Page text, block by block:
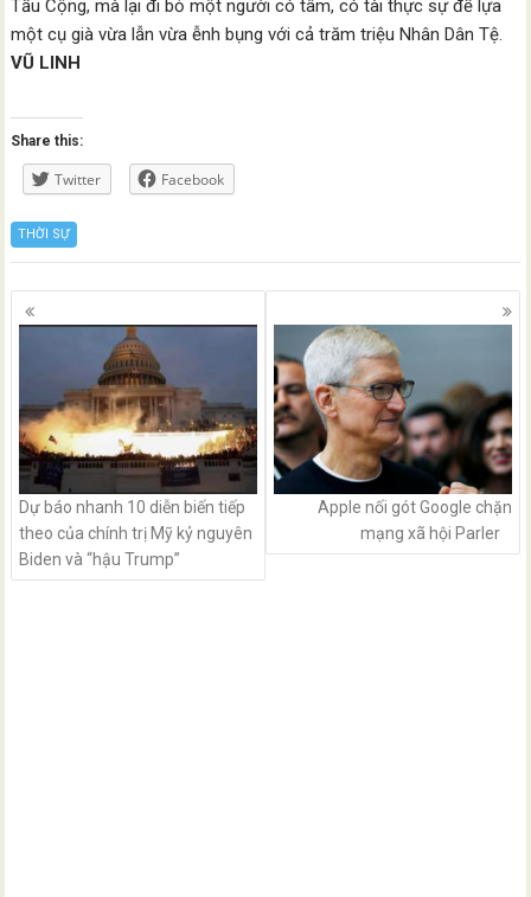
Tầu Cộng, mà lại đi bỏ một người có tâm, có tài thực sự để lựa
một cụ già vừa lẫn vừa ễnh bụng với cả trăm triệu Nhân Dân Tệ.
VŨ LINH
Share this:
Twitter Facebook
THỜI SỰ
Posts
navigation
Dự báo nhanh 10 diễn biến tiếp
theo của chính trị Mỹ kỷ nguyên
Biden và “hậu Trump”
Apple nối gót Google chặn
mạng xã hội Parler